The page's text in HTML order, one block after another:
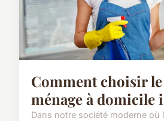
Comment choisir
ménage à domicile
Dans notre société moderne où